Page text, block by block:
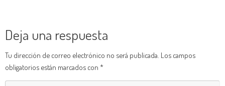
Deja una respuesta
Tu dirección de correo electrónico no será publicada. Los campos
obligatorios están marcados con *